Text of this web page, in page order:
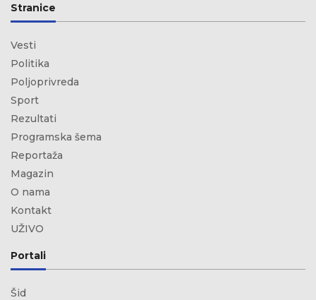
Stranice
Vesti
Politika
Poljoprivreda
Sport
Rezultati
Programska šema
Reportaža
Magazin
O nama
Kontakt
UŽIVO
Portali
Šid